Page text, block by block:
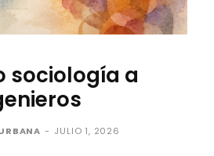
sociología a
- JULIO 1, 2026